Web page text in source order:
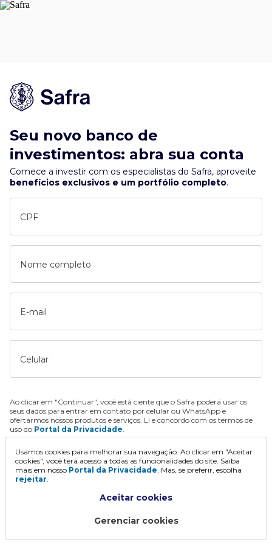
Seu novo banco de
investimentos: abra sua conta
Comece a investir com os especialistas do Safra, aproveite
benefícios exclusivos e um portfólio completo.
CPF
Nome completo
E-mail
Celular
Ao clicar em "Continuar", você está ciente que o Safra poderá usar os
seus dados para entrar em contato por celular ou WhatsApp e
ofertarmos nossos produtos e serviços. Li e concordo com os termos de
uso do Portal da Privacidade.
Continuar
Usamos cookies para melhorar sua navegação. Ao clicar em "Aceitar
cookies", você terá acesso a todas as funcionalidades do site. Saiba
mais em nosso Portal da Privacidade. Mas, se preferir, escolha
rejeitar.
Aceitar cookies
Gerenciar cookies